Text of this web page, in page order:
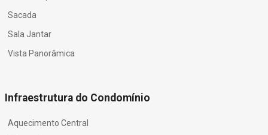
Sacada
Sala Jantar
Vista Panorâmica
Infraestrutura do Condomínio
Aquecimento Central